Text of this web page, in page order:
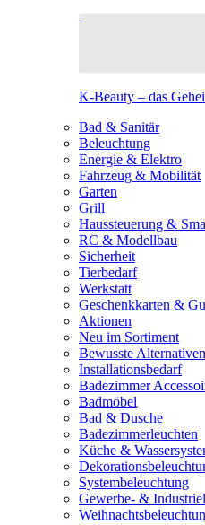
K-Beauty – das
Bad & Sanitär
Beleuchtung
Energie & Elektro
Fahrzeug & Mobilität
Garten
Grill
Haussteuerung &
RC & Modellbau
Sicherheit
Tierbedarf
Werkstatt
Geschenkkarten &
Aktionen
Neu im Sortiment
Bewusste Alternativen
Installationsbedarf
Badezimmer
Badmöbel
Bad & Dusche
Badezimmerleuchten
Küche &
Systembeleuchtung
Gewerbe- &